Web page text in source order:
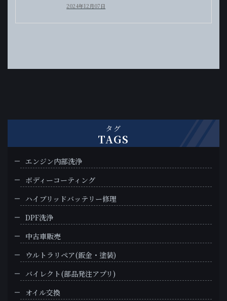
2024年12月07日
タグ
TAGS
エンジン内部洗浄
ボディーコーティング
ハイブリッドバッテリー修理
DPF洗浄
中古車販売
ウルトラリペア(鈑金・塗装)
バイレクト(部品発注アプリ)
オイル交換